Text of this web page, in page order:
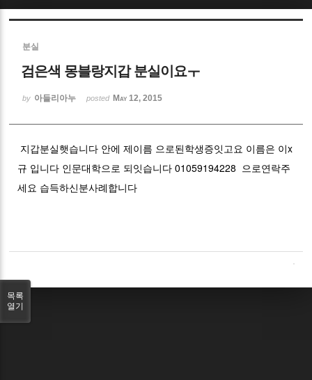
분실
검은색 몽블랑지갑 분실이요ㅜ
by 아들리아누 posted May 12, 2015
지갑분실햇습니다 안에 제이름 으로된학생증잇고요 이름은 이x
규 입니다 인문대학으로 되잇습니다 01059194228 으로연락주
세요 습득하신분사례합니다
목록
열기
Sketchbook5, 스케치북5
Sketchbook5, 스케치북5